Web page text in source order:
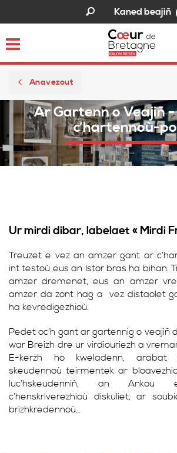
Kaned beajiñ
Toggle
Anavezout
Ar Gartenn o Veajiñ
c’hartennoù-
Ur mirdi dibar, labelaet « Mirdi
Treuzet e vez an amzer gant ar
int testoù eus an Istor bras ha bihan.
amzer dremenet, eus an amzer
amzer da zont hag a vez distaolet
ha kevredigezhioù.
Pedet oc’h gant ar gartennig o veajiñ
war Breizh dre ur virdiouriezh a
E-kerzh ho kweladenn, arabat
skeudennoù teirmentek ar
luc’hskeudenniñ, an Ankou
c’henskriverezhioù diskuliet, ar
brizhkredennoù…